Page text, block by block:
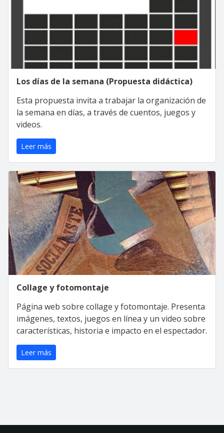
Los días de la semana (Propuesta didáctica)
Esta propuesta invita a trabajar la organización de
la semana en días, a través de cuentos, juegos y
videos.
Leer más
Collage y fotomontaje
Página web sobre collage y fotomontaje. Presenta
imágenes, textos, juegos en línea y un video sobre
características, historia e impacto en el espectador.
Leer más